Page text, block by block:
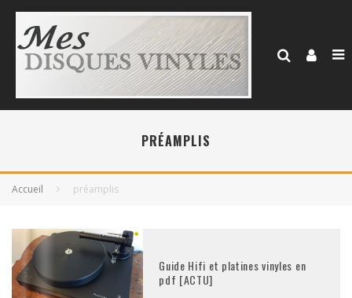
PRÉAMPLIS
Accueil préamplis
Guide Hifi et platines vinyles en
pdf [ACTU]